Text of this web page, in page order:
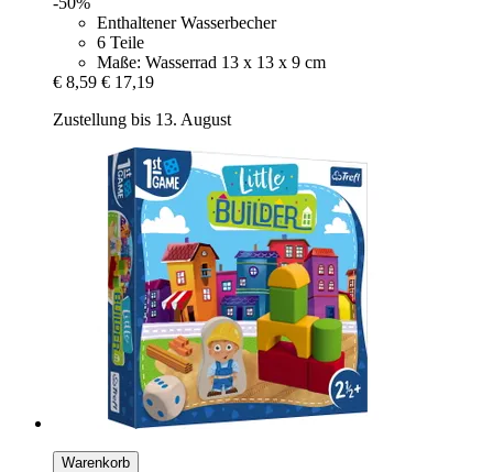
Enthaltener Wasserbecher
6 Teile
Maße: Wasserrad 13 x 13 x 9 cm
€ 8,59 € 17,19
Zustellung bis 13. August
Warenkorb